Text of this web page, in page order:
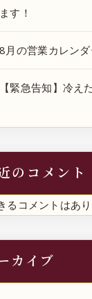
ます！
8月の営業カレン
【緊急告知】冷え
のコメント
るコメントはあり
カイブ